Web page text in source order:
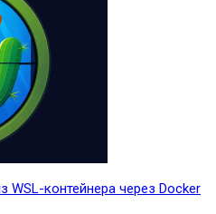
WSL-контейнера через Docker